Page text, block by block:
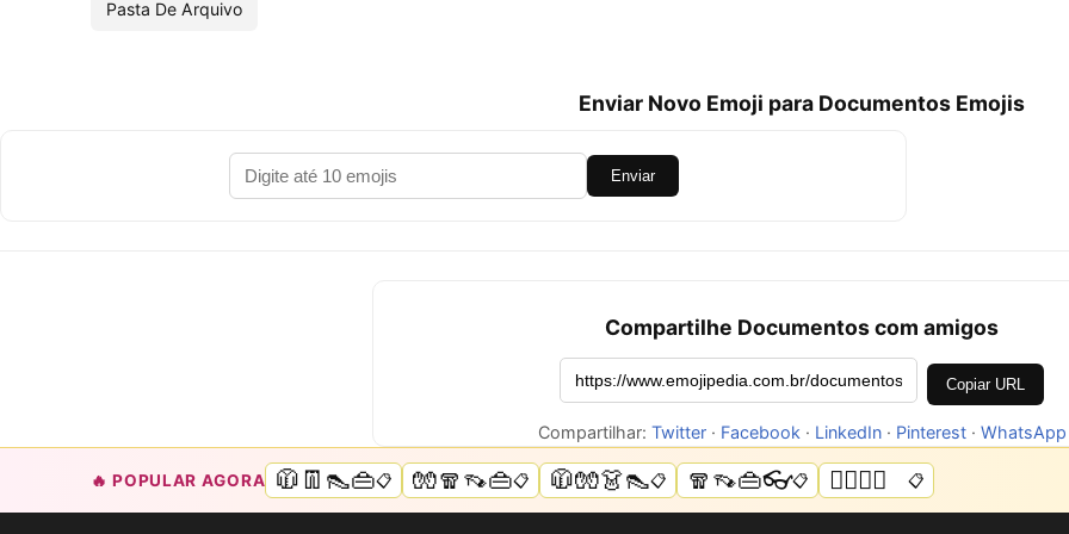
Pasta De Arquivo
Enviar Novo Emoji para Documentos Emojis
Enviar
Compartilhe Documentos com amigos
Copiar URL
Compartilhar: Twitter· Facebook · LinkedIn· Pinterest· WhatsApp
🔥 POPULAR AGORA 🧥👖👠👜📋 🧤🧣👡👜📋 🧥🧤👗👠📋 🧣👡👜👓📋 🏳️‍🌈🌈💜📋